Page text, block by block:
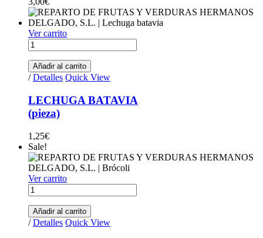
Ver carrito
LECHUGA BATAVIA(pieza) quantity
Añadir al carrito
/ Detalles Quick View
LECHUGA BATAVIA
(pieza)
1,25€
Sale!
Ver carrito
BROCOLI (por pieza 750g aprox.) quantity
Añadir al carrito
/ Detalles Quick View